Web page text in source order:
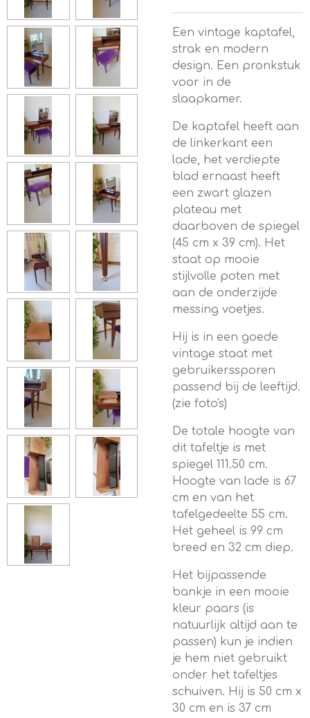
Een vintage kaptafel,
strak en modern
design. Een pronkstuk
voor in de
slaapkamer.
De kaptafel heeft aan
de linkerkant een
lade, het verdiepte
blad ernaast heeft
een zwart glazen
plateau met
daarboven de spiegel
(45 cm x 39 cm). Het
staat op mooie
stijlvolle poten met
aan de onderzijde
messing voetjes.
Hij is in een goede
vintage staat met
gebruikerssporen
passend bij de leeftijd.
(zie foto's)
De totale hoogte van
dit tafeltje is met
spiegel 111.50 cm.
Hoogte van lade is 67
cm en van het
tafelgedeelte 55 cm.
Het geheel is 99 cm
breed en 32 cm diep.
Het bijpassende
bankje in een mooie
kleur paars (is
natuurlijk altijd aan te
passen) kun je indien
je hem niet gebruikt
onder het tafeltjes
schuiven. Hij is 50 cm x
30 cm en is 37 cm